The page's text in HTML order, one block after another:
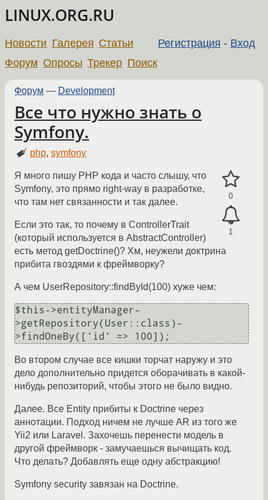
LINUX.ORG.RU
Регистрация - Вход
Новости Галерея Статьи
Форум Опросы Трекер Поиск
Форум — Development
Все что нужно знать о
Symfony.
php,symfony
0
1
Я много пишу PHP кода и часто слышу, что
Symfony, это прямо right-way в разработке,
что там нет связанности и так далее.
Если это так, то почему в ControllerTrait
(который используется в AbstractController)
есть метод getDoctrine()? Хм, неужели доктрина
прибита гвоздями к фреймворку?
А чем UserRepository::findById(100) хуже чем:
$this->entityManager-
>getRepository(User::class)-
Во втором случае все кишки торчат наружу и это
дело дополнительно придется оборачивать в какой-
нибудь репозиторий, чтобы этого не было видно.
Далее. Все Entity прибиты к Doctrine через
аннотации. Подход ничем не лучше AR из того же
Yii2 или Laravel. Захочешь перенести модель в
другой фреймворк - замучаешься вычищать код.
Что делать? Добавлять еще одну абстракцию!
Symfony security завязан на Doctrine.